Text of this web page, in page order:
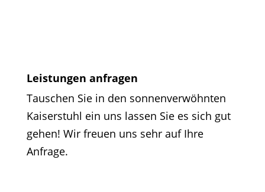
Leistungen anfragen
Tauschen Sie in den sonnenverwöhnten
Kaiserstuhl ein uns lassen Sie es sich gut
gehen! Wir freuen uns sehr auf Ihre
Anfrage.